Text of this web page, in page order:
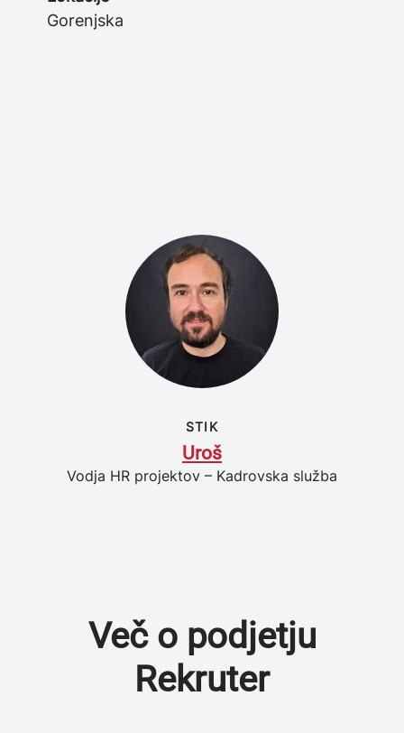
Gorenjska
STIK
Uroš
Vodja HR projektov – Kadrovska služba
Več o podjetju
Rekruter